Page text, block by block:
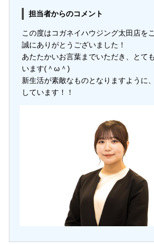
担当者からのコメント
この度はコガネイハウジング太田店を
誠にありがとうございました！
あたたかいお言葉までいただき、とて
います(＾ω＾)
新生活が素敵なものとなりますように
しています！！